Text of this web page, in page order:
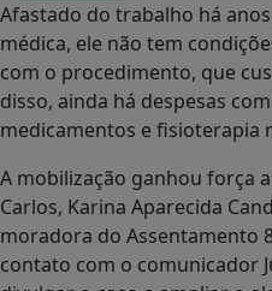
Afastado do trabalho há
médica, ele não tem
com o procedimento, que
disso, ainda há despesas
medicamentos e fisioterapia
A mobilização ganhou força
Carlos, Karina Aparecida
moradora do Assentamento
contato com o comunicador